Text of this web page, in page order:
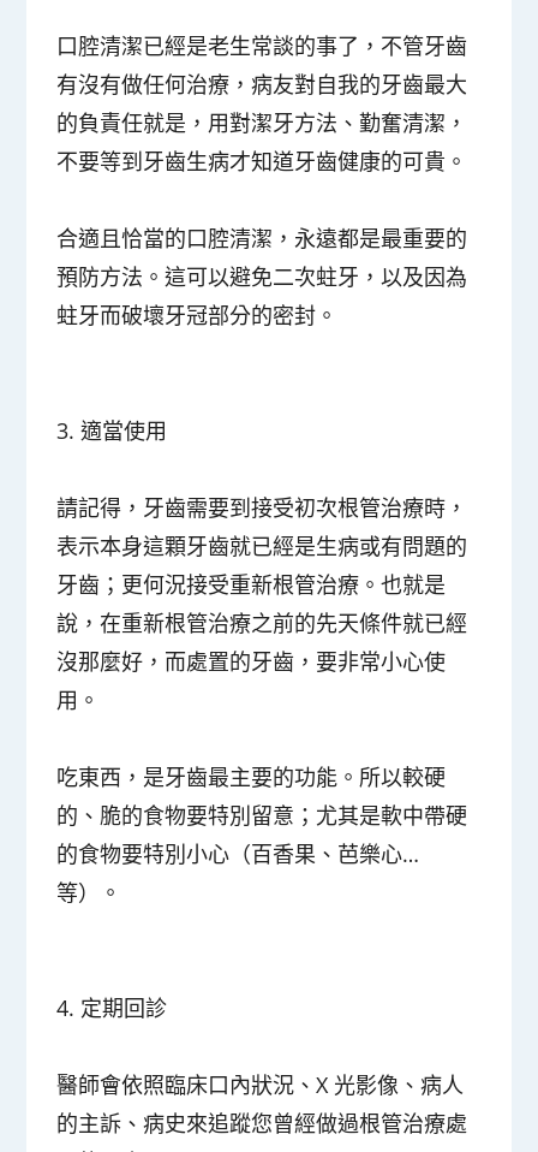
口腔清潔已經是老生常談的事了，不管牙齒
有沒有做任何治療，病友對自我的牙齒最大
的負責任就是，用對潔牙方法、勤奮清潔，
不要等到牙齒生病才知道牙齒健康的可貴。
合適且恰當的口腔清潔，永遠都是最重要的
預防方法。這可以避免二次蛀牙，以及因為
蛀牙而破壞牙冠部分的密封。
3.適當使用
請記得，牙齒需要到接受初次根管治療時，
表示本身這顆牙齒就已經是生病或有問題的
牙齒；更何況接受重新根管治療。也就是
說，在重新根管治療之前的先天條件就已經
沒那麼好，而處置的牙齒，要非常小心使
用。
吃東西，是牙齒最主要的功能。所以較硬
的、脆的食物要特別留意；尤其是軟中帶硬
的食物要特別小心（百香果、芭樂心…
等）。
4. 定期回診
醫師會依照臨床口內狀況、X 光影像、病人
的主訴、病史來追蹤您曾經做過根管治療處